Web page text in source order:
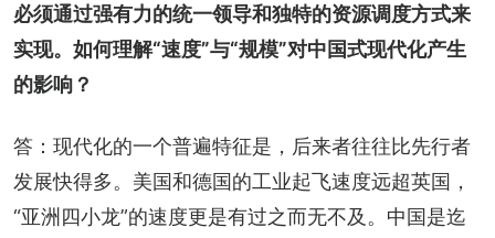
必须通过强有力的统一领导和独特的资源调度方式来
实现。如何理解“速度”与“规模”对中国式现代化产生
的影响？
答：现代化的一个普遍特征是，后来者往往比先行者
发展快得多。美国和德国的工业起飞速度远超英国，
“亚洲四小龙”的速度更是有过之而无不及。中国是迄